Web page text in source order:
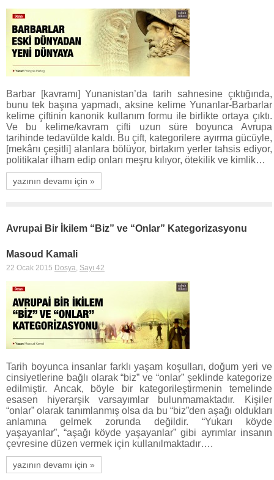
Barbar [kavramı] Yunanistan’da tarih sahnesine çıktığında,
bunu tek başına yapmadı, aksine kelime Yunanlar-Barbarlar
kelime çiftinin kanonik kullanım formu ile birlikte ortaya çıktı.
Ve bu kelime/kavram çifti uzun süre boyunca Avrupa
tarihinde tedavülde kaldı. Bu çift, kategorilere ayırma gücüyle,
[mekânı çeşitli] alanlara bölüyor, birtakım yerler tahsis ediyor,
politikalar ilham edip onları meşru kılıyor, ötekilik ve kimlik…
yazının devamı için »
Avrupai Bir İkilem “Biz” ve “Onlar” Kategorizasyonu
Masoud Kamali
22 Ocak 2015 Dosya, Sayı 42
Tarih boyunca insanlar farklı yaşam koşulları, doğum yeri ve
cinsiyetlerine bağlı olarak “biz” ve “onlar” şeklinde kategorize
edilmiştir. Ancak, böyle bir kategorileştirmenin temelinde
esasen hiyerarşik varsayımlar bulunmamaktadır. Kişiler
“onlar” olarak tanımlanmış olsa da bu “biz”den aşağı oldukları
anlamına gelmek zorunda değildir. “Yukarı köyde
yaşayanlar”, “aşağı köyde yaşayanlar” gibi ayrımlar insanın
çevresine düzen vermek için kullanılmaktadır….
yazının devamı için »